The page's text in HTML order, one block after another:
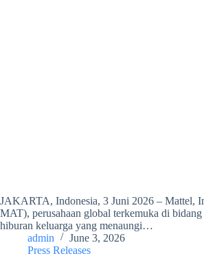
JAKARTA, Indonesia, 3 Juni 2026 – Mattel,
MAT), perusahaan global terkemuka di bidang
hiburan keluarga yang menaungi…
admin
June 3, 2026
Press Releases